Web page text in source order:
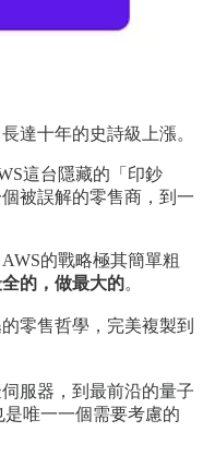
達十年的史詩級上漲。
這台隱藏的「印鈔
被誤解的零售商，到一
的戰略極其簡單粗
的，做最大的。
零售哲學，完美複製到
服器，到最前沿的量子
唯一一個需要考慮的